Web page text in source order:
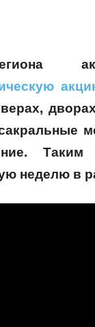
Таким
неделю в